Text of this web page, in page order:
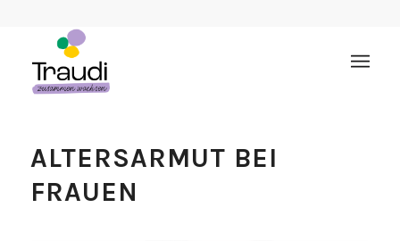
ALTERSARMUT BEI
FRAUEN